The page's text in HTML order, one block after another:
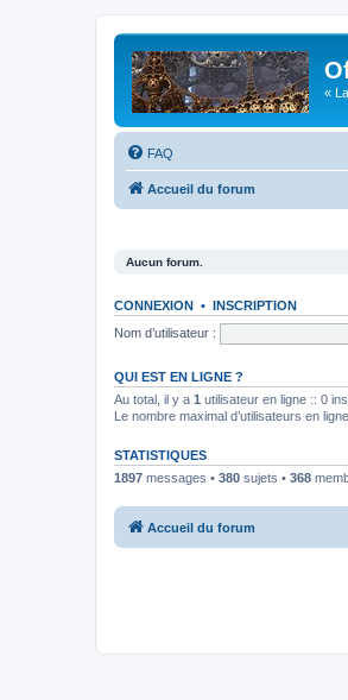
«
FAQ
Accueil du forum
Aucun forum.
CONNEXION • INSCRIPTION
Nom d’utilisateur :
QUI EST EN LIGNE ?
Au total, il y a 1 utilisateur en ligne :: 0
Le nombre maximal d’utilisateurs en
STATISTIQUES
1897 messages • 380 sujets • 368
Accueil du forum